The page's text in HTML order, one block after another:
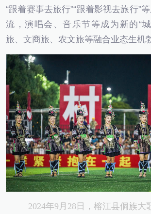
“跟着赛事去旅行”“跟着影视去旅行”
流，演唱会、音乐节等成为新的“
旅、文商旅、农文旅等融合业态生机
2024年9月28日，榕江县侗族大